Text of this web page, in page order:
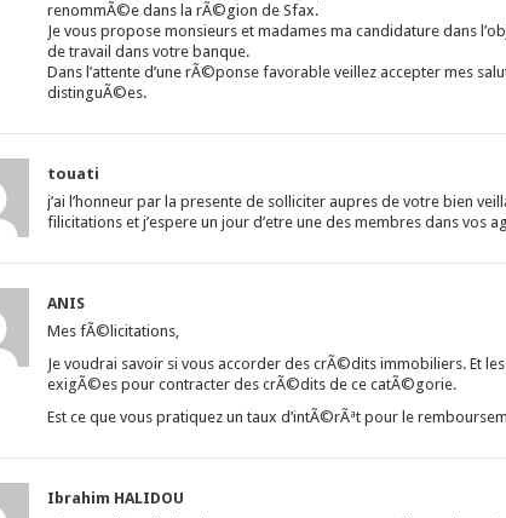
renommÃ©e dans la rÃ©gion de Sfax.
Je vous propose monsieurs et madames ma candidature dans
de travail dans votre banque.
Dans l’attente d’une rÃ©ponse favorable veillez accepter mes
distinguÃ©es.
touati
j’ai l’honneur par la presente de solliciter aupres de votre bien
filicitations et j’espere un jour d’etre une des membres dans vos
ANIS
Mes fÃ©licitations,
Je voudrai savoir si vous accorder des crÃ©dits immobiliers. Et
exigÃ©es pour contracter des crÃ©dits de ce catÃ©gorie.
Est ce que vous pratiquez un taux d’intÃ©rÃªt pour le
Ibrahim HALIDOU